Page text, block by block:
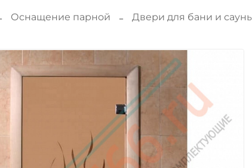
Оснащение парной Двери для бани и